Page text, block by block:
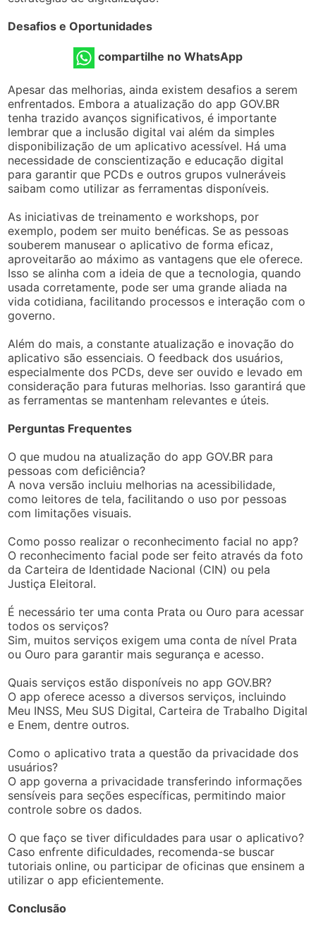
Desafios e Oportunidades
compartilhe no WhatsApp
Apesar das melhorias, ainda existem desafios a serem
enfrentados. Embora a atualização do app GOV.BR
tenha trazido avanços significativos, é importante
lembrar que a inclusão digital vai além da simples
disponibilização de um aplicativo acessível. Há uma
necessidade de conscientização e educação digital
para garantir que PCDs e outros grupos vulneráveis
saibam como utilizar as ferramentas disponíveis.
As iniciativas de treinamento e workshops, por
exemplo, podem ser muito benéficas. Se as pessoas
souberem manusear o aplicativo de forma eficaz,
aproveitarão ao máximo as vantagens que ele oferece.
Isso se alinha com a ideia de que a tecnologia, quando
usada corretamente, pode ser uma grande aliada na
vida cotidiana, facilitando processos e interação com o
governo.
Além do mais, a constante atualização e inovação do
aplicativo são essenciais. O feedback dos usuários,
especialmente dos PCDs, deve ser ouvido e levado em
consideração para futuras melhorias. Isso garantirá que
as ferramentas se mantenham relevantes e úteis.
Perguntas Frequentes
O que mudou na atualização do app GOV.BR para
pessoas com deficiência?
A nova versão incluiu melhorias na acessibilidade,
como leitores de tela, facilitando o uso por pessoas
com limitações visuais.
Como posso realizar o reconhecimento facial no app?
O reconhecimento facial pode ser feito através da foto
da Carteira de Identidade Nacional (CIN) ou pela
Justiça Eleitoral.
É necessário ter uma conta Prata ou Ouro para acessar
todos os serviços?
Sim, muitos serviços exigem uma conta de nível Prata
ou Ouro para garantir mais segurança e acesso.
Quais serviços estão disponíveis no app GOV.BR?
O app oferece acesso a diversos serviços, incluindo
Meu INSS, Meu SUS Digital, Carteira de Trabalho Digital
e Enem, dentre outros.
Como o aplicativo trata a questão da privacidade dos
usuários?
O app governa a privacidade transferindo informações
sensíveis para seções específicas, permitindo maior
controle sobre os dados.
O que faço se tiver dificuldades para usar o aplicativo?
Caso enfrente dificuldades, recomenda-se buscar
tutoriais online, ou participar de oficinas que ensinem a
utilizar o app eficientemente.
Conclusão